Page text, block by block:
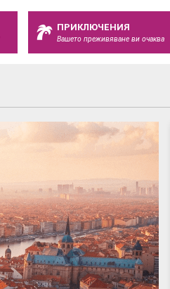
ПРИКЛЮЧЕНИЯ
Вашето преживяване ви очаква